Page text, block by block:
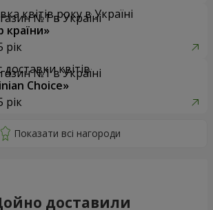
квітів року в Україні
країни»
рік
доставки квітів
Choice»
рік
доставили